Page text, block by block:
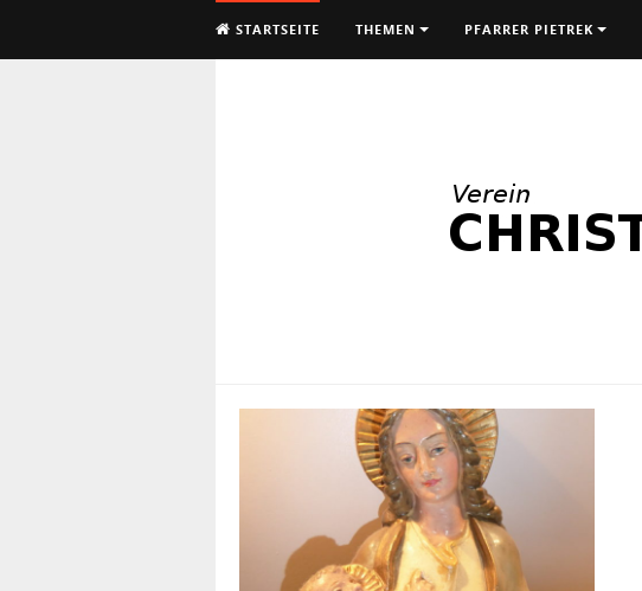
STARTSEITE THEMEN PFARRER PIETREK